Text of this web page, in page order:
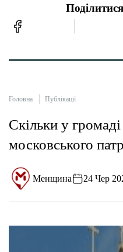
Головна Публікації
Скільки у
московського
Менщина 24 Чер